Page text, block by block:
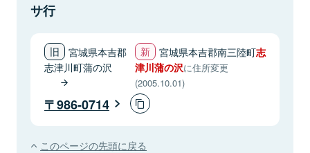
サ行
宮城県本吉郡
志津川町蒲の沢
宮城県本吉郡南三陸町志
津川蒲の沢に住所変更
(2005.10.01)
986-0714
このページの先頭に戻る